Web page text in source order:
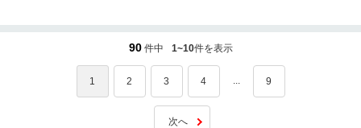
90 件中 1~10件を表示
1 2 3 4 ... 9
次へ